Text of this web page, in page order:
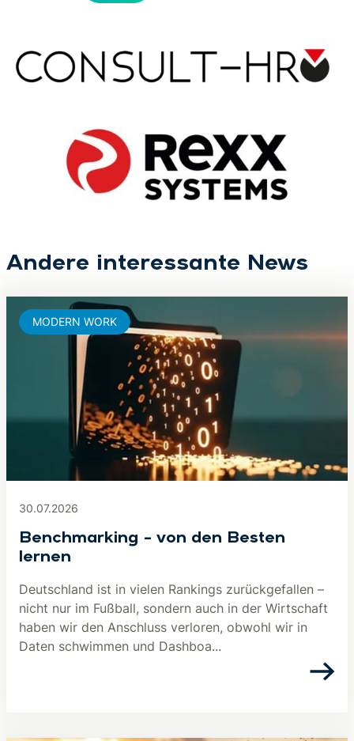
Andere interessante News
30.07.2026
Benchmarking – von den Besten
lernen
Deutschland ist in vielen Rankings zurückgefallen –
nicht nur im Fußball, sondern auch in der Wirtschaft
haben wir den Anschluss verloren, obwohl wir in
Daten schwimmen und Dashboa...
MODERN WORK